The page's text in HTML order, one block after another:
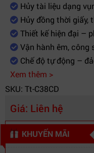
Hủy tài liệu dạng
Hủy đồng thời giấy,
Thiết kế hiện đại –
Vận hành êm, công
Chế độ tự động –
Xem thêm >
SKU: Tt-C38CD
Giá: Liên hệ
KHUYẾN MÃI